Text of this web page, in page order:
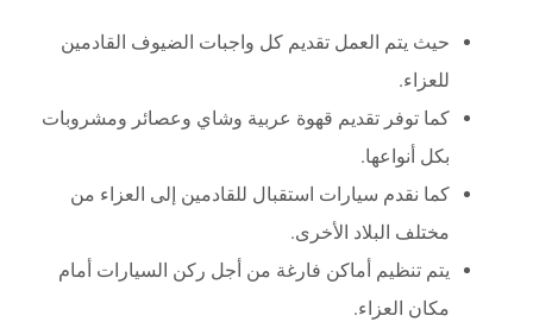
حيث يتم العمل تقديم كل واجبات الضيوف القادمين
للعزاء.
كما توفر تقديم قهوة عربية وشاي وعصائر ومشروبات
بكل أنواعها.
كما نقدم سيارات استقبال للقادمين إلى العزاء من
مختلف البلاد الأخرى.
يتم تنظيم أماكن فارغة من أجل ركن السيارات أمام
مكان العزاء.